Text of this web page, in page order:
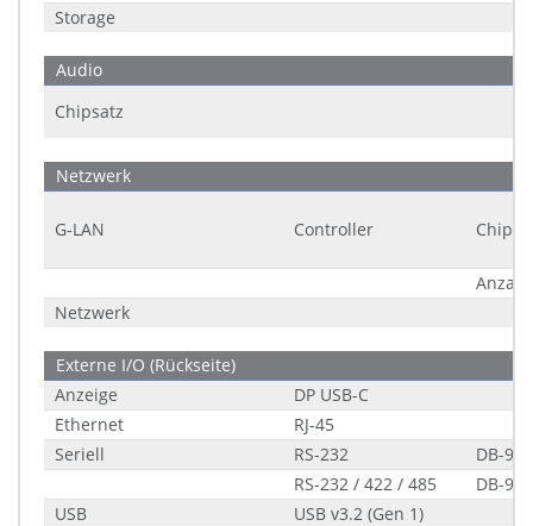
Storage
Audio
Chipsatz
Netzwerk
G-LAN Controller
Anzahl
Netzwerk
Externe I/O (Rückseite)
Anzeige
DP USB-C
Ethernet
RJ-45
Seriell
RS-232
DB-9
RS-232 / 422 / 485
DB-9
USB
USB v3.2 (Gen 1)